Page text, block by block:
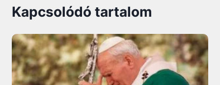
Kapcsolódó tartalom